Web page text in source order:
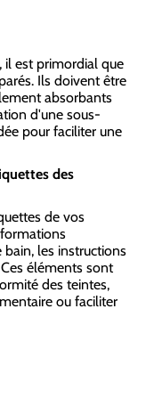
il est primordial que
Ils doivent être
absorbants
d'une sous-
pour faciliter une
des
de vos
les instructions
éléments sont
des teintes,
ou faciliter